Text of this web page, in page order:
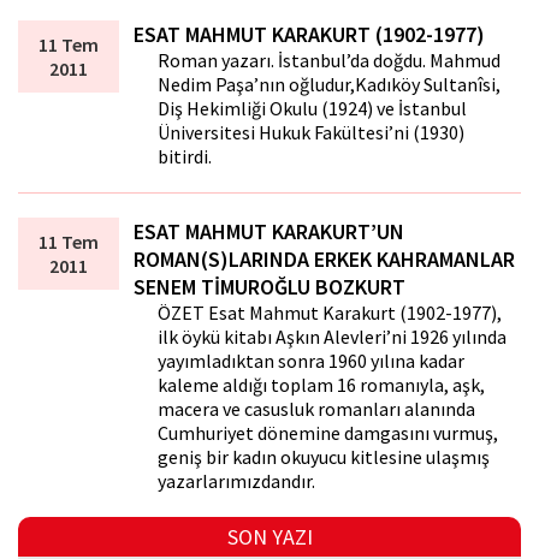
11 Tem
2011
ESAT MAHMUT KARAKURT (1902-1977)
Roman yazarı. İstanbul’da doğdu. Mahmud
Nedim Paşa’nın oğludur,Kadıköy Sultanîsi,
Diş Hekimliği Okulu (1924) ve İstanbul
Üniversitesi Hukuk Fakültesi’ni (1930)
bitirdi.
11 Tem
2011
ESAT MAHMUT KARAKURT’UN
ROMAN(S)LARINDA ERKEK KAHRAMANLAR
SENEM TİMUROĞLU BOZKURT
ÖZET Esat Mahmut Karakurt (1902-1977),
ilk öykü kitabı Aşkın Alevleri’ni 1926 yılında
yayımladıktan sonra 1960 yılına kadar
kaleme aldığı toplam 16 romanıyla, aşk,
macera ve casusluk romanları alanında
Cumhuriyet dönemine damgasını vurmuş,
geniş bir kadın okuyucu kitlesine ulaşmış
yazarlarımızdandır.
SON YAZI